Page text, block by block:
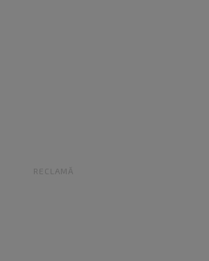
RECLAMĂ